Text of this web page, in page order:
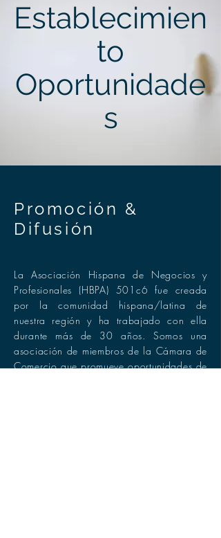
Establecimien
to
Oportunidade
s
Promoción &
Difusión
La Asociación Hispana de Negocios y
Profesionales (HBPA) 501c6 fue creada
por la comunidad hispana/latina de
nuestra región y ha trabajado con ella
durante más de 30 años. Somos una
asociación de miembros de la Cámara de
Comercio que promueve oportunidades de